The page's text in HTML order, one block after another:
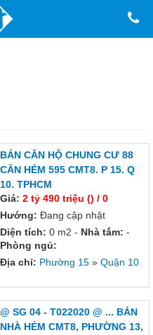
BÁN CĂN HỘ CHUNG CƯ 88
CĂN HẺM 595 CMT8. P 15. Q
10. TPHCM
Giá: 2 tỷ 490 triệu () / 0
Hướng: Đang cập nhật
Diện tích: 0 m2 - Nhà tắm: -
Phòng ngủ:
Địa chỉ: Phường 15» Quận 10
@ SG 04 - T022020 @ ... BÁN
NHÀ HẺM CMT8, PHƯỜNG 13,